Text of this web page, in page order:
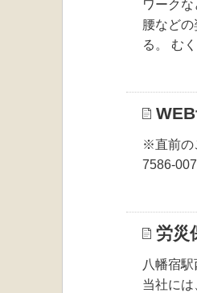
ワーク
腰など
る。 む
※直前の
7586-
労災
八幡宿
当社に